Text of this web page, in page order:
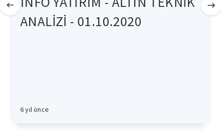
ANALİZİ - 01.10.2020
6 yıl önce